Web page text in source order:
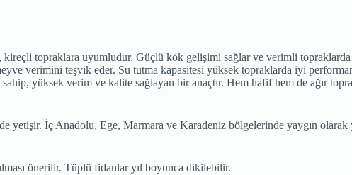
kireçli topraklara uyumludur. Güçlü kök gelişimi sağlar ve verimli
verimini teşvik eder. Su tutma kapasitesi yüksek topraklarda iyi
yüksek verim ve kalite sağlayan bir anaçtır. Hem hafif hem de ağır
yetişir. İç Anadolu, Ege, Marmara ve Karadeniz bölgelerinde yaygın
önerilir. Tüplü fidanlar yıl boyunca dikilebilir.